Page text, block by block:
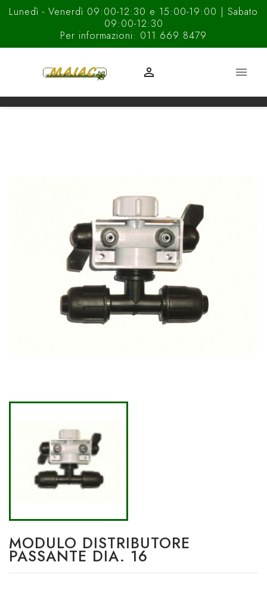
Lunedì - Venerdì 09:00-12:30 e 15:00-19:00 | Sabato
09:00-12:30
Per informazioni: 011 669 8479


MODULO DISTRIBUTORE
PASSANTE DIA. 16